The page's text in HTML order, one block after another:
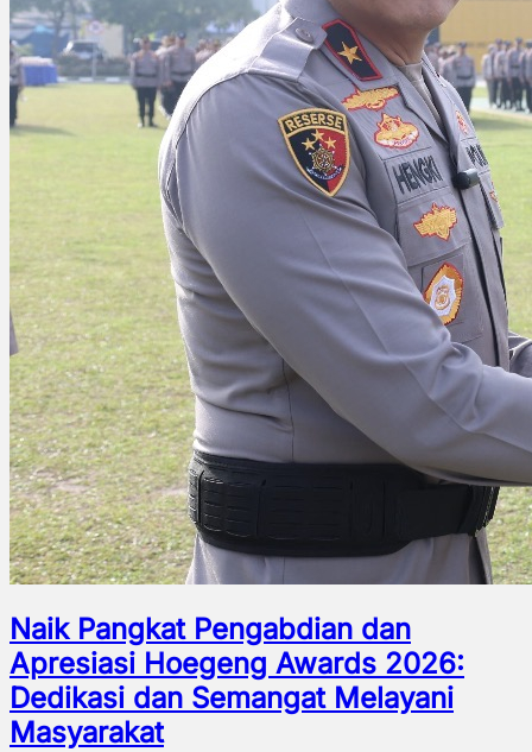
Naik Pangkat Pengabdian dan
Apresiasi Hoegeng Awards 2026:
Dedikasi dan Semangat Melayani
Masyarakat